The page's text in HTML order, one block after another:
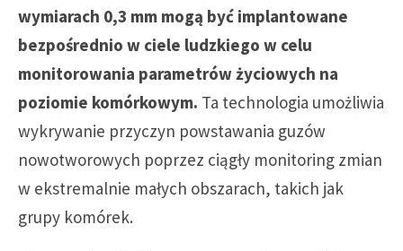
wymiarach 0,3 mm mogą być implantowane
bezpośrednio w ciele ludzkiego w celu
monitorowania parametrów życiowych na
poziomie komórkowym. Ta technologia umożliwia
wykrywanie przyczyn powstawania guzów
nowotworowych poprzez ciągły monitoring zmian
w ekstremalnie małych obszarach, takich jak
grupy komórek.